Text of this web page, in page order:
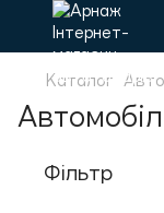
Каталог
Фільтр